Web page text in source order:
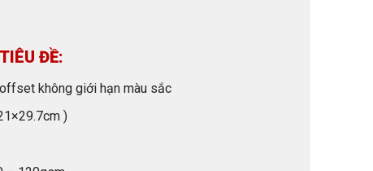
ĐỀ:
không giới hạn màu sắc
)